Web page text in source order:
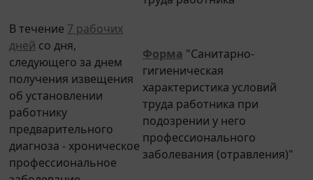
В течение 7 рабочих
днейсо дня,
следующего за днем
получения извещения
об установлении
работнику
предварительного
диагноза - хроническое
профессиональное
заболевание
Форма
"Санитарно-
гигиеническая
характеристика условий
труда работника при
подозрении у него
профессионального
заболевания (отравления)"